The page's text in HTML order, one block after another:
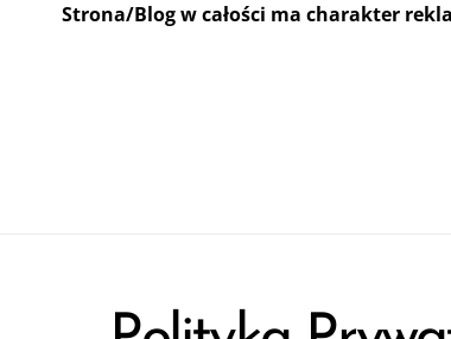
Strona/Blog w całości ma charakter